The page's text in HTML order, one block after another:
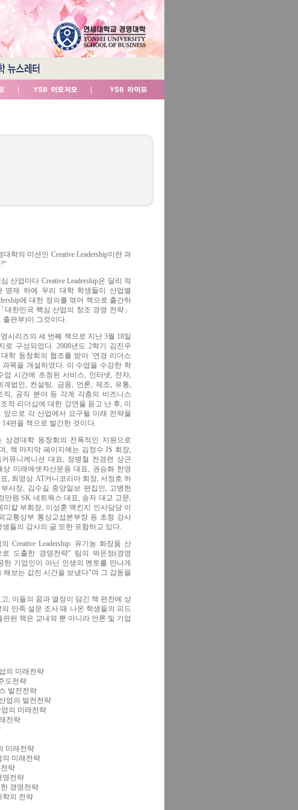
학의 미션인 Creative Leadership이란 과
산업마다 Creative Leadership은 달리 적
명제 하에 우리 대학 학생들이 산업별
에 대한 정의를 엮어 책으로 출간하
대한민국 핵심 산업의 창조 경영 전략」
출판부)이 그것이다.
시리즈의 세 번째 책으로 지난 3월 18일
로 구성되었다. 2008년도 2학기 김진우
학 동창회의 협조를 받아 '연경 리더스
과목을 개설하였다. 이 수업을 수강한 학
업 시간에 초청된 서비스, 인터넷, 전자,
계법인, 컨설팅, 금융, 언론, 제조, 유통,
직, 공직 분야 등 각계 각층의 비즈니스
적 리더십에 대한 강연을 듣고 난 후, 이
앞으로 각 산업에서 요구될 미래 전략을
편을 책으로 발간한 것이다.
상경대학 동창회의 전폭적인 지원으로
, 책 마지막 페이지에는 김정수 JS 회장,
커뮤니케니션 대표, 정병철 전경련 상근
상 미래에셋자산운용 대표, 권승화 한영
, 최영상 AT커니코리아 회장, 서정호 하
사장, 김수길 중앙일보 편집인, 고병헌
만원 SK 네트웍스 대표, 송자 대교 고문,
미칼 부회장, 이성훈 맥킨지 인사담당 이
교통상부 통상교섭본부장 등 초청 강사
생들의 감사의 글 또한 포함하고 있다.
Creative Leadership: 유기농 화장품 산
로 도출한 경영전략" 팀의 박은정(경영
기업인이 아닌 인생의 멘토를 만나게
보는 값진 시간을 보냈다"며 그 감동을
, 이들의 꿈과 열정이 담긴 책 편찬에 상
만족 설문 조사 때 나온 학생들의 피드
된 책은 교내외 뿐 아니라 언론 및 기업
의 미래전략
도전략
발전전략
업의 발전전략
업의 미래전략
전략
미래전략
의 미래전략
략
영전략
경영전략
학의 전략